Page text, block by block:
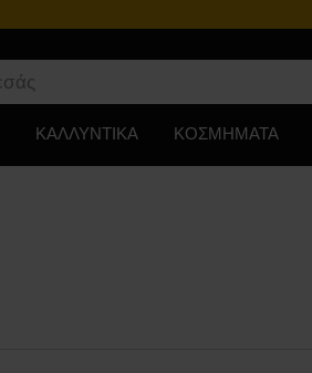
ΚΑΛΛΥΝΤΙΚΑ ΚΟΣΜΗΜΑΤΑ